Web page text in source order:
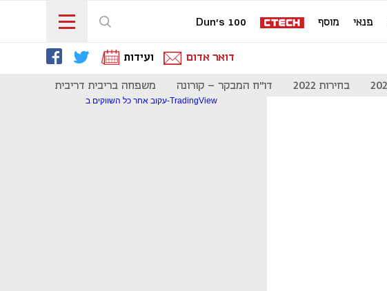
פנאי מוסף Dun's 100
דואר אדום ועידות
בחירות 2022 דו"ח המבקר - קורונה משפחה בריבית דריבית
עקוב אחר כל השווקים ב-TradingView